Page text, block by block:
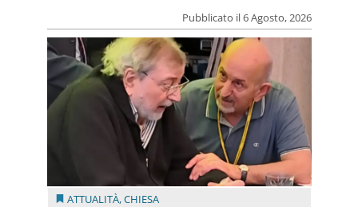
Pubblicato il 6 Agosto, 2026
ATTUALITÀ,CHIESA